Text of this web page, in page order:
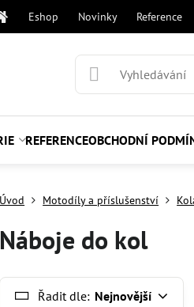
Eshop Novinky Reference
REFERENCEOBCHODNÍ
Úvod Motodíly a příslušenství
Náboje do kol
Řadit dle: Nejnovější